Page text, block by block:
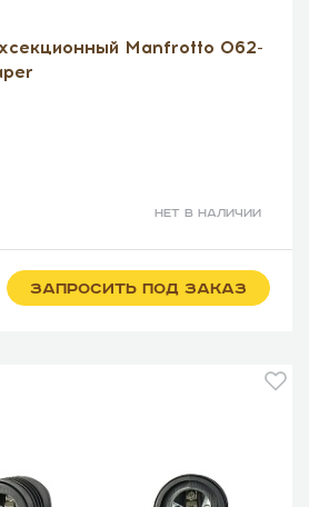
Manfrotto 062-
нет в наличии
ЗАПРОСИТЬ ПОД ЗАКАЗ